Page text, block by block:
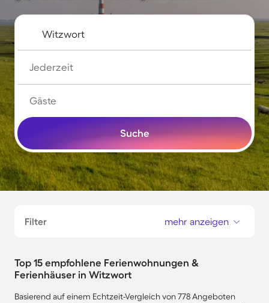
Jederzeit
Gäste
Suche
Filter mehr anzeigen
Top 15 empfohlene Ferienwohnungen &
Ferienhäuser in Witzwort
Basierend auf einem Echtzeit-Vergleich von 778 Angeboten